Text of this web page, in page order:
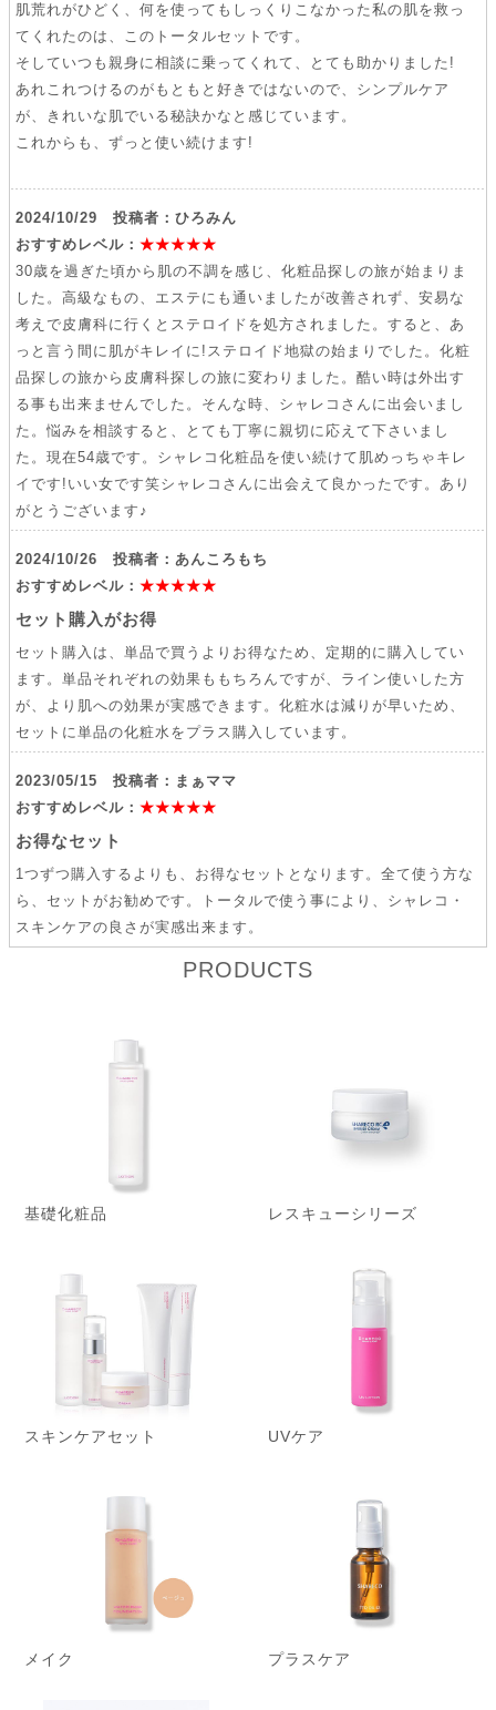
肌荒れがひどく、何を使ってもしっくりこなかった私の肌を救っ
てくれたのは、このトータルセットです。
そしていつも親身に相談に乗ってくれて、とても助かりました!
あれこれつけるのがもともと好きではないので、シンプルケア
が、きれいな肌でいる秘訣かなと感じています。
これからも、ずっと使い続けます!
2024/10/29 投稿者：ひろみん
おすすめレベル：★★★★★
30歳を過ぎた頃から肌の不調を感じ、化粧品探しの旅が始まりま
した。高級なもの、エステにも通いましたが改善されず、安易な
考えで皮膚科に行くとステロイドを処方されました。すると、あ
っと言う間に肌がキレイに!ステロイド地獄の始まりでした。化粧
品探しの旅から皮膚科探しの旅に変わりました。酷い時は外出す
る事も出来ませんでした。そんな時、シャレコさんに出会いまし
た。悩みを相談すると、とても丁寧に親切に応えて下さいまし
た。現在54歳です。シャレコ化粧品を使い続けて肌めっちゃキレ
イです!いい女です笑シャレコさんに出会えて良かったです。あり
がとうございます♪
2024/10/26 投稿者：あんころもち
おすすめレベル：★★★★★
セット購入がお得
セット購入は、単品で買うよりお得なため、定期的に購入してい
ます。単品それぞれの効果ももちろんですが、ライン使いした方
が、より肌への効果が実感できます。化粧水は減りが早いため、
セットに単品の化粧水をプラス購入しています。
2023/05/15 投稿者：まぁママ
おすすめレベル：★★★★★
お得なセット
1つずつ購入するよりも、お得なセットとなります。全て使う方な
ら、セットがお勧めです。トータルで使う事により、シャレコ・
スキンケアの良さが実感出来ます。
PRODUCTS
基礎化粧品 レスキューシリーズ
スキンケアセット UVケア
メイク プラスケア